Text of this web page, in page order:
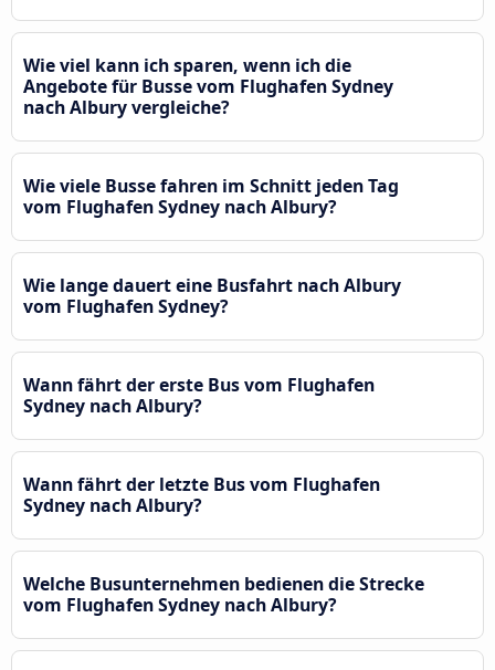
Wie viel kann ich sparen, wenn ich die
Angebote für Busse vom Flughafen Sydney
nach Albury vergleiche?
Wie viele Busse fahren im Schnitt jeden Tag
vom Flughafen Sydney nach Albury?
Wie lange dauert eine Busfahrt nach Albury
vom Flughafen Sydney?
Wann fährt der erste Bus vom Flughafen
Sydney nach Albury?
Wann fährt der letzte Bus vom Flughafen
Sydney nach Albury?
Welche Busunternehmen bedienen die Strecke
vom Flughafen Sydney nach Albury?